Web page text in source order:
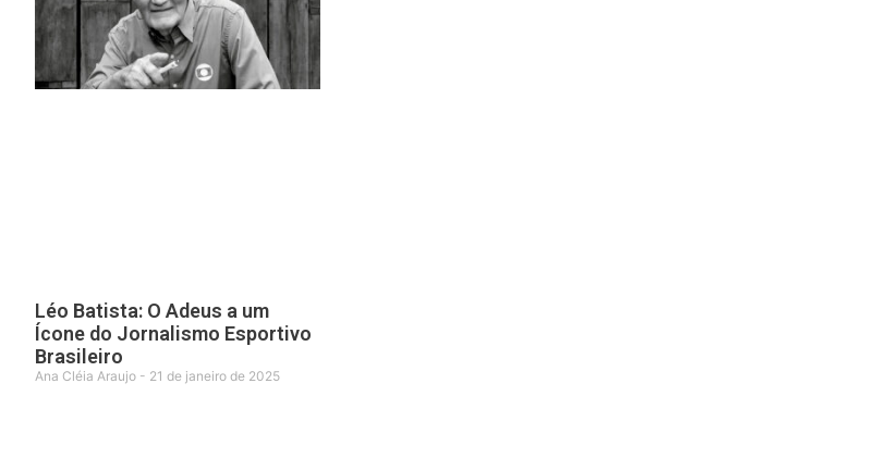
Léo Batista: O Adeus a um
Ícone do Jornalismo Esportivo
Brasileiro
Ana Cléia Araujo 21 de janeiro de 2025